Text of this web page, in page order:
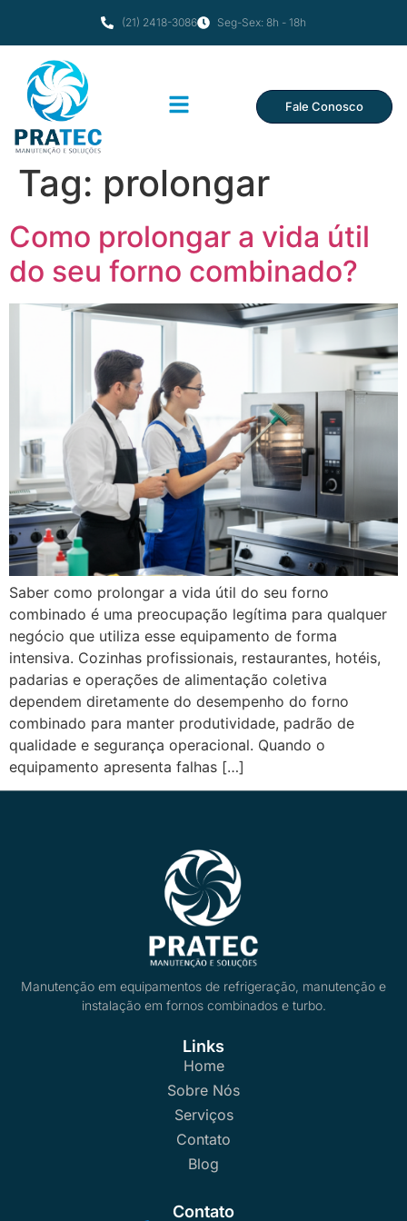
(21) 2418-3086 Seg-Sex: 8h - 18h
Fale Conosco
Tag: prolongar
Como prolongar a vida útil
do seu forno combinado?
Saber como prolongar a vida útil do seu forno
combinado é uma preocupação legítima para qualquer
negócio que utiliza esse equipamento de forma
intensiva. Cozinhas profissionais, restaurantes, hotéis,
padarias e operações de alimentação coletiva
dependem diretamente do desempenho do forno
combinado para manter produtividade, padrão de
qualidade e segurança operacional. Quando o
equipamento apresenta falhas […]
Manutenção em equipamentos de refrigeração, manutenção e
instalação em fornos combinados e turbo.
Links
Home
Sobre Nós
Serviços
Contato
Blog
Contato